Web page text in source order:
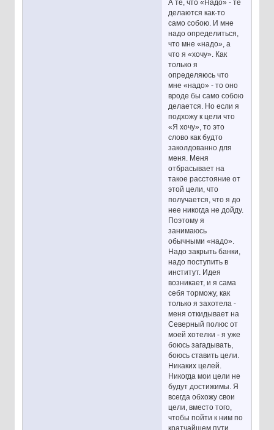
А те, что «Надо» - те
делаются как-то
само собою. И мне
надо определиться,
что мне «надо», а
что я «хочу». Как
только я
определяюсь что
мне «надо» - то оно
вроде бы само собою
делается. Но если я
подхожу к цели что
«Я хочу», то это
слово как будто
заколдованно для
меня. Меня
отбрасывает на
такое расстояние от
этой цели, что
получается, что я до
нее никогда не дойду.
Поэтому я
занимаюсь
обычными «надо».
Надо закрыть банки,
надо поступить в
институт. Идея
возникает, и я сама
себя торможу, как
только я захотела -
меня откидывает на
Северный полюс от
моей хотелки - я уже
боюсь загадывать,
боюсь ставить цели.
Никаких целей.
Никогда мои цели не
будут достижимы. Я
всегда обхожу свои
цели, вместо того,
чтобы пойти к ним по